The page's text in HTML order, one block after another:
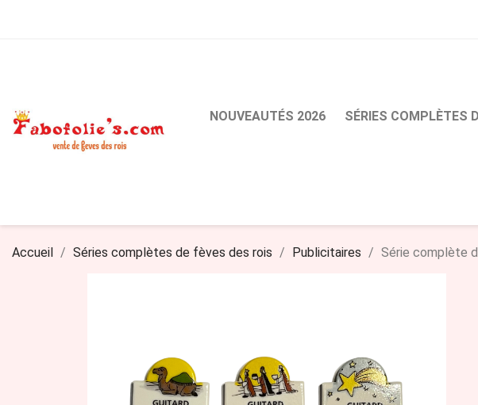
NOUVEAUTÉS 2026 SÉRIES COMPLÈTES
Accueil Séries complètes de fèves des rois Publicitaires Série complète